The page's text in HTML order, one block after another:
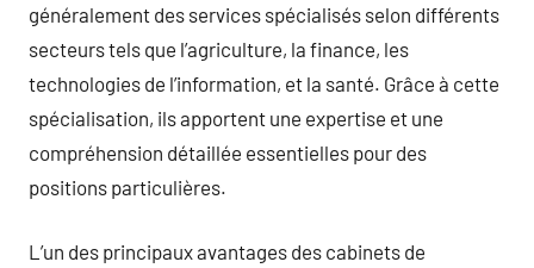
généralement des services spécialisés selon différents
secteurs tels que l’agriculture, la finance, les
technologies de l’information, et la santé. Grâce à cette
spécialisation, ils apportent une expertise et une
compréhension détaillée essentielles pour des
positions particulières.
L’un des principaux avantages des cabinets de